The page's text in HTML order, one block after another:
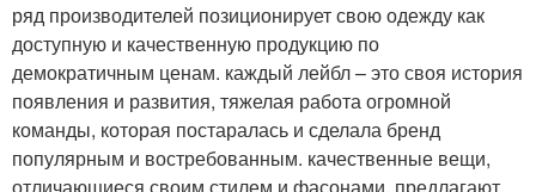
ряд производителей позиционирует свою одежду как
доступную и качественную продукцию по
демократичным ценам. каждый лейбл – это своя история
появления и развития, тяжелая работа огромной
команды, которая постаралась и сделала бренд
популярным и востребованным. качественные вещи,